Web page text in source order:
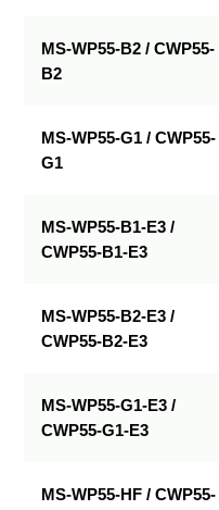
MS-WP55-B2 / CWP55-
B2
MS-WP55-G1 / CWP55-
G1
MS-WP55-B1-E3 /
CWP55-B1-E3
MS-WP55-B2-E3 /
CWP55-B2-E3
MS-WP55-G1-E3 /
CWP55-G1-E3
MS-WP55-HF / CWP55-